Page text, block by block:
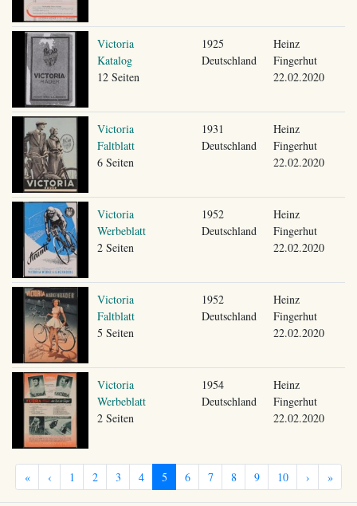
Victoria
Katalog
12 Seiten
1925
Deutschland
Heinz
Fingerhut
22.02.2020
Victoria
Faltblatt
6 Seiten
1931
Deutschland
Heinz
Fingerhut
22.02.2020
Victoria
Werbeblatt
2 Seiten
1952
Deutschland
Heinz
Fingerhut
22.02.2020
Victoria
Faltblatt
5 Seiten
1952
Deutschland
Heinz
Fingerhut
22.02.2020
Victoria
Werbeblatt
2 Seiten
1954
Deutschland
Heinz
Fingerhut
22.02.2020
« ‹ 1 2 3 4 5 6 7 8 9 10 › »